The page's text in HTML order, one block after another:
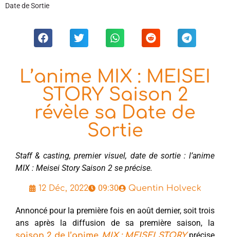
Date de Sortie
L’anime MIX : MEISEI
STORY Saison 2
révèle sa Date de
Sortie
Staff & casting, premier visuel, date de sortie : l’anime
MIX : Meisei Story Saison 2 se précise.
12 Déc, 2022 09:30 Quentin Holveck
Annoncé pour la première fois en août dernier, soit trois
ans après la diffusion de sa première saison, la